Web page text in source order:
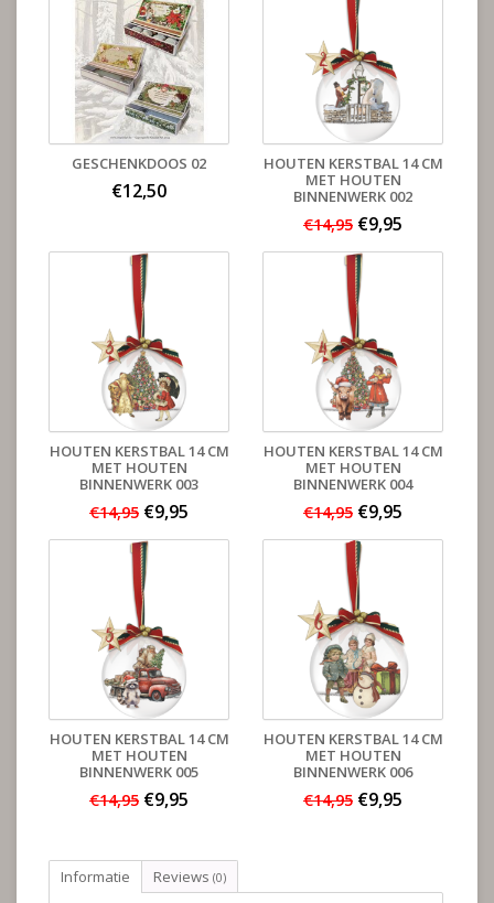
GESCHENKDOOS 02
€12,50
HOUTEN KERSTBAL 14 CM
MET HOUTEN
BINNENWERK 002
€14,95 €9,95
HOUTEN KERSTBAL 14 CM
MET HOUTEN
BINNENWERK 003
€14,95 €9,95
HOUTEN KERSTBAL 14 CM
MET HOUTEN
BINNENWERK 004
€14,95 €9,95
HOUTEN KERSTBAL 14 CM
MET HOUTEN
BINNENWERK 005
€14,95 €9,95
HOUTEN KERSTBAL 14 CM
MET HOUTEN
BINNENWERK 006
€14,95 €9,95
Informatie Reviews (0)